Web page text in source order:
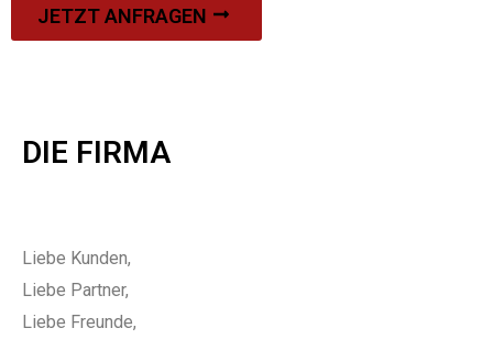
JETZT ANFRAGEN
DIE FIRMA
Liebe Kunden,
Liebe Partner,
Liebe Freunde,